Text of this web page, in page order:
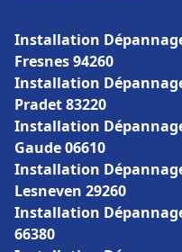
Installation
Fresnes 94260
Installation
Pradet 83220
Installation
Gaude 06610
Installation
Lesneven 29260
Installation
66380